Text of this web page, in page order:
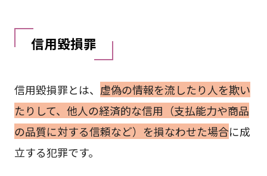
信用毀損罪
信用毀損罪とは、 虚偽の情報を流したり人を欺い
たりして、他人の経済的な信用（支払能力や商品
の品質に対する信頼など）を損なわせた場合に成
立する犯罪です。